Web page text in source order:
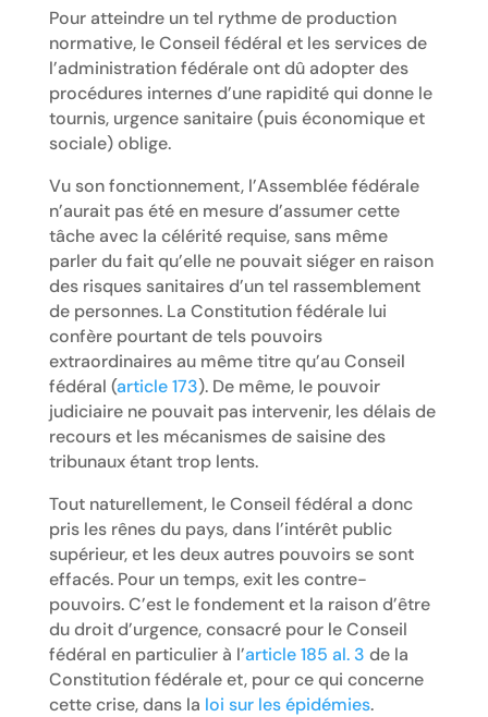
Pour atteindre un tel rythme de production
normative, le Conseil fédéral et les services de
l’administration fédérale ont dû adopter des
procédures internes d’une rapidité qui donne le
tournis, urgence sanitaire (puis économique et
sociale) oblige.
Vu son fonctionnement, l’Assemblée fédérale
n’aurait pas été en mesure d’assumer cette
tâche avec la célérité requise, sans même
parler du fait qu’elle ne pouvait siéger en raison
des risques sanitaires d’un tel rassemblement
de personnes. La Constitution fédérale lui
confère pourtant de tels pouvoirs
extraordinaires au même titre qu’au Conseil
fédéral (article 173). De même, le pouvoir
judiciaire ne pouvait pas intervenir, les délais de
recours et les mécanismes de saisine des
tribunaux étant trop lents.
Tout naturellement, le Conseil fédéral a donc
pris les rênes du pays, dans l’intérêt public
supérieur, et les deux autres pouvoirs se sont
effacés. Pour un temps, exit les contre-
pouvoirs. C’est le fondement et la raison d’être
du droit d’urgence, consacré pour le Conseil
fédéral en particulier à l’article 185 al. 3 de la
Constitution fédérale et, pour ce qui concerne
cette crise, dans la loi sur les épidémies.